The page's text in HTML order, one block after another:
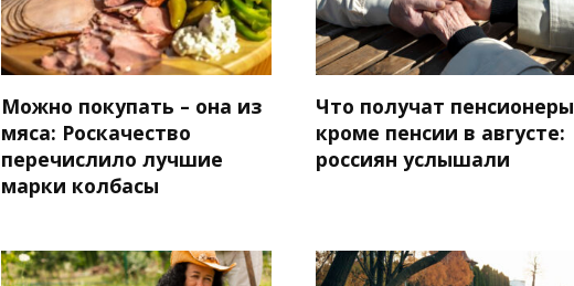
Можно покупать – она из
мяса: Роскачество
перечислило лучшие
марки колбасы
Что получат пенсионеры
кроме пенсии в августе:
россиян услышали